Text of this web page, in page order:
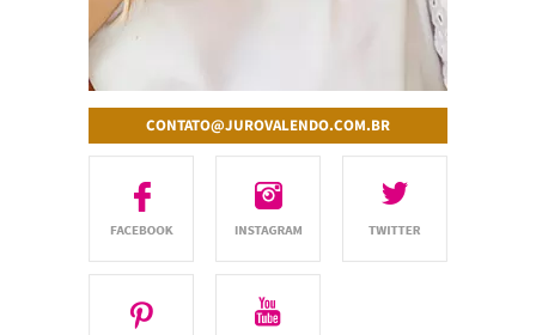
CONTATO@JUROVALENDO.COM.BR